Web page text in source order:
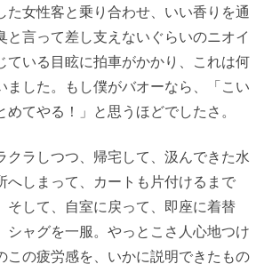
た女性客と乗り合わせ、いい香りを通
と言って差し支えないぐらいのニオイ
ている目眩に拍車がかかり、これは何
した。もし僕がバオーなら、「こい
めてやる！」と思うほどでしたさ。
クラしつつ、帰宅して、汲んできた水
へしまって、カートも片付けるまで
そして、自室に戻って、即座に着替
シャグを一服。やっとこさ人心地つけ
この疲労感を、いかに説明できたもの